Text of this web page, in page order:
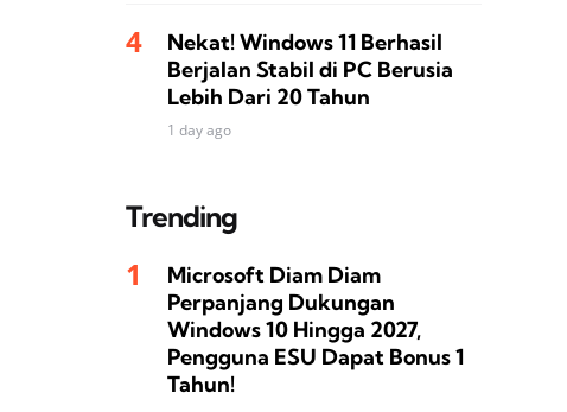
Nekat! Windows 11 Berhasil
Berjalan Stabil di PC Berusia
Lebih Dari 20 Tahun
1 day ago
Trending
Microsoft Diam Diam
Perpanjang Dukungan
Windows 10 Hingga 2027,
Pengguna ESU Dapat Bonus 1
Tahun!